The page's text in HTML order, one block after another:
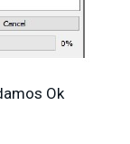
Ok